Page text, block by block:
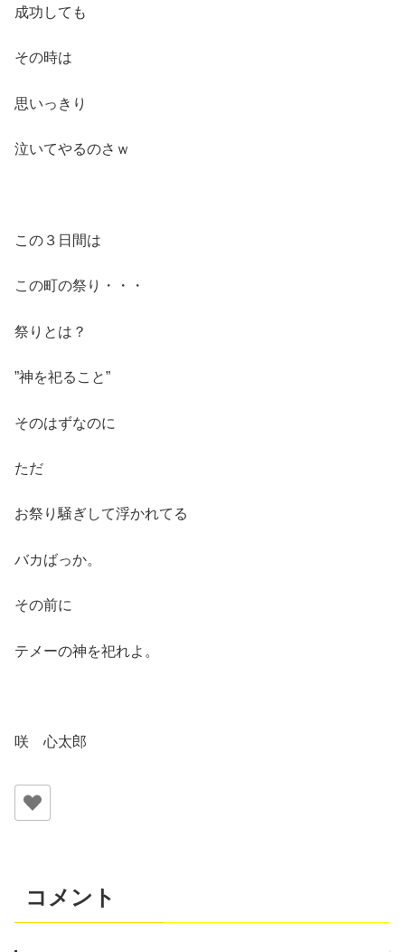
成功しても
その時は
思いっきり
泣いてやるのさｗ
この３日間は
この町の祭り・・・
祭りとは？
”神を祀ること”
そのはずなのに
ただ
お祭り騒ぎして浮かれてる
バカばっか。
その前に
テメーの神を祀れよ。
咲 心太郎
コメント